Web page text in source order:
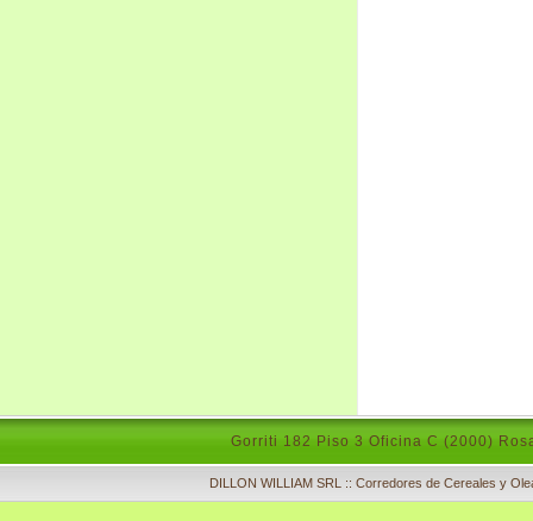
Gorriti 182 Piso 3 Oficina C (2000)
DILLON WILLIAM SRL :: Corredores de Cereales y